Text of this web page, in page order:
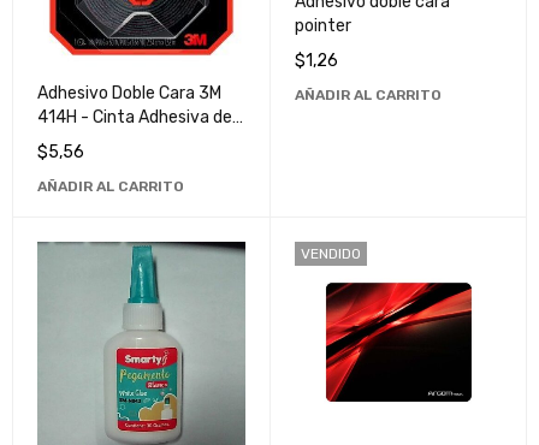
Adhesivo Doble Cara 3M
414H - Cinta Adhesiva de
Alta Resistencia y
Durabilidad
$5,56
AÑADIR AL CARRITO
pointer
$1,26
AÑADIR AL CARRITO
VENDIDO